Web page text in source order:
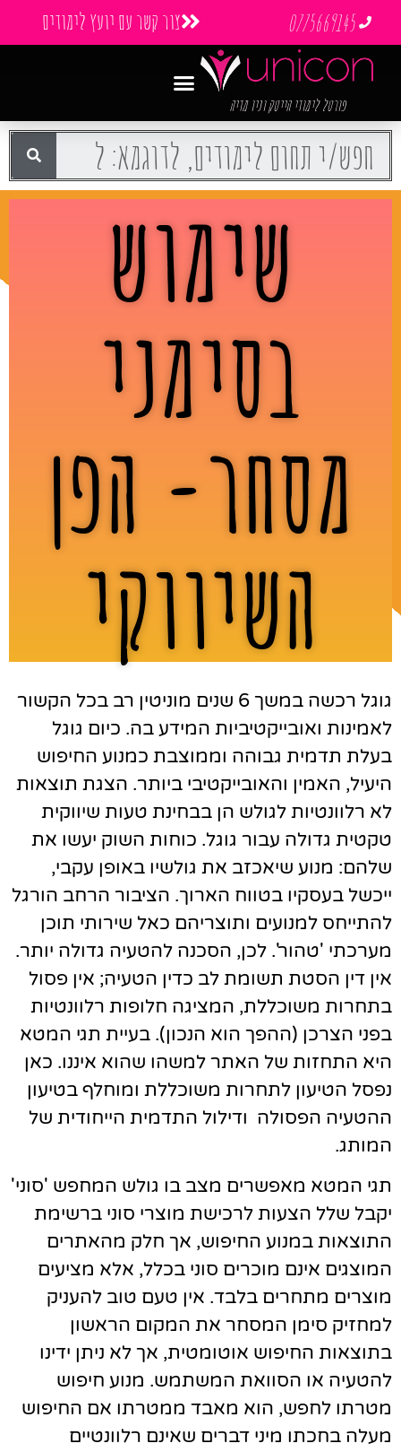
0775669145 צור קשר עם יועץ לימודים
פורטל לימודי הייטק וניו מדיה
שימוש
בסימני
מסחר- הפן
השיווקי
גוגל רכשה במשך 6 שנים מוניטין רב בכל הקשור
לאמינות ואובייקטיביות המידע בה. כיום גוגל
בעלת תדמית גבוהה וממוצבת כמנוע החיפוש
היעיל, האמין והאובייקטיבי ביותר. הצגת תוצאות
לא רלוונטיות לגולש הן בבחינת טעות שיווקית
טקטית גדולה עבור גוגל. כוחות השוק יעשו את
שלהם: מנוע שיאכזב את גולשיו באופן עקבי,
ייכשל בעסקיו בטווח הארוך. הציבור הרחב הורגל
להתייחס למנועים ותוצריהם כאל שירותי תוכן
מערכתי 'טהור'. לכן, הסכנה להטעיה גדולה יותר.
אין דין הסטת תשומת לב כדין הטעיה; אין פסול
בתחרות משוכללת, המציגה חלופות רלוונטיות
בפני הצרכן (ההפך הוא הנכון). בעיית תגי המטא
היא התחזות של האתר למשהו שהוא איננו. כאן
נפסל הטיעון לתחרות משוכללת ומוחלף בטיעון
ההטעיה הפסולה ודילול התדמית הייחודית של
המותג.
תגי המטא מאפשרים מצב בו גולש המחפש 'סוני'
יקבל שלל הצעות לרכישת מוצרי סוני ברשימת
התוצאות במנוע החיפוש, אך חלק מהאתרים
המוצגים אינם מוכרים סוני בכלל, אלא מציעים
מוצרים מתחרים בלבד. אין טעם טוב להעניק
למחזיק סימן המסחר את המקום הראשון
בתוצאות החיפוש אוטומטית, אך לא ניתן ידינו
להטעיה או הסוואת המשתמש. מנוע חיפוש
מטרתו לחפש, הוא מאבד ממטרתו אם החיפוש
מעלה בחכתו מיני דברים שאינם רלוונטיים